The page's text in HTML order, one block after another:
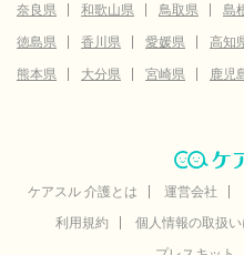
奈良県
和歌山県 鳥取県 島
徳島県
香川県 愛媛県 高知
熊本県
大分県 宮崎県 鹿児
ケアスル 介護とは 運営会社
利用規約
個人情報の取扱